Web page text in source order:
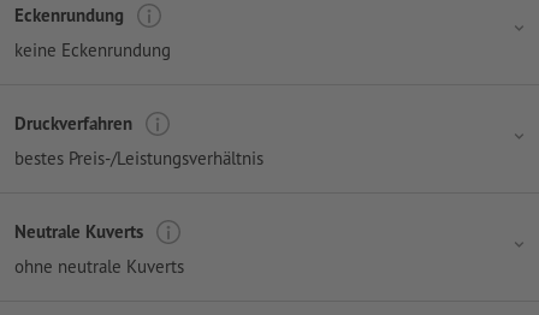
Eckenrundung
keine Eckenrundung
Druckverfahren
bestes Preis-/Leistungsverhältnis
Neutrale Kuverts
ohne neutrale Kuverts